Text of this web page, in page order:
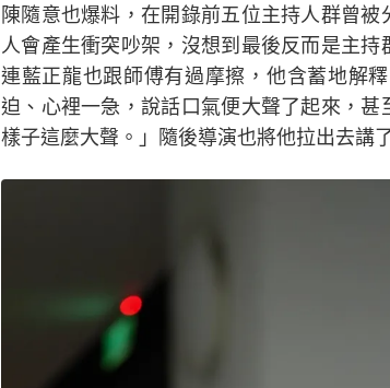
陳隨意也爆料，在開錄前五位主持人群曾
人會產生衝突吵架，沒想到最後反而是主
連藍正龍也跟師傅有過摩擦，他含蓄地解
迫、心裡一急，說話口氣便大聲了起來，
樣子這麼大聲。」隨後導演也將他拉出去講